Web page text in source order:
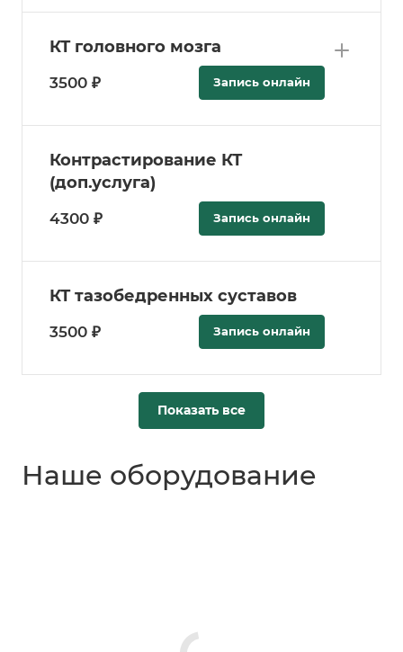
КТ головного мозга
3500 ₽ Запись онлайн
Контрастирование КТ
(доп.услуга)
4300 ₽ Запись онлайн
КТ тазобедренных суставов
3500 ₽ Запись онлайн
Показать все
Наше оборудование